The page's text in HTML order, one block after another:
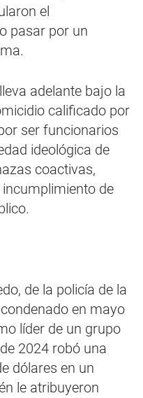
el
pasar por un
adelante bajo la
calificado por
ser funcionarios
ideológica de
coactivas,
de
de la policía de la
en mayo
líder de un grupo
2024 robó una
dólares en un
le atribuyeron